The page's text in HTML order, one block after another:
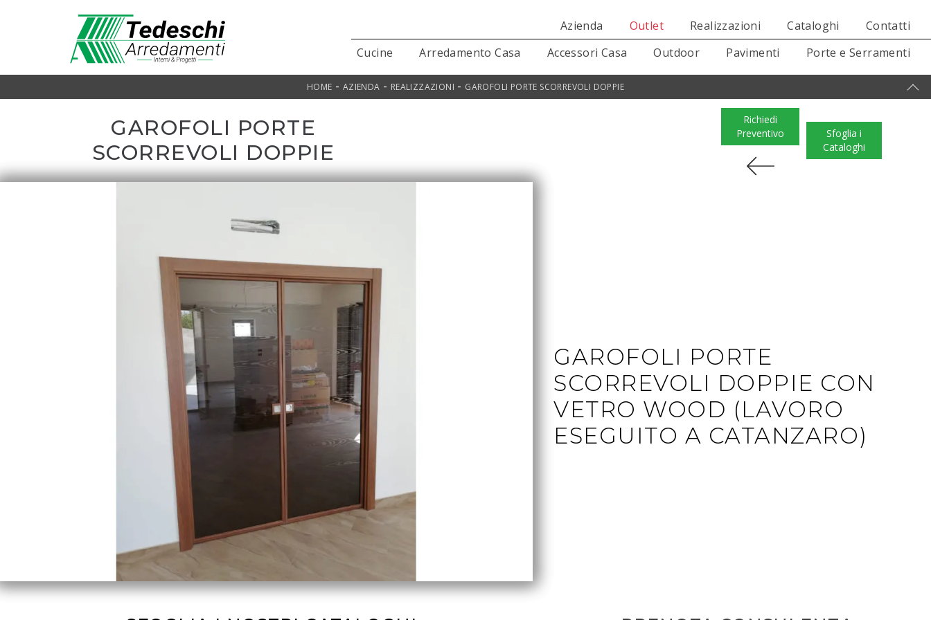
Azienda Outlet Realizzazioni Cataloghi
Contatti
Cucine
Arredamento Casa Accessori Casa Outdoor Pavimenti Porte e Serramenti
HOME - AZIENDA - REALIZZAZIONI - GAROFOLI PORTE SCORREVOLI DOPPIE
GAROFOLI PORTE
SCORREVOLI DOPPIE
Richiedi
Preventivo
Sfoglia i
Cataloghi
GAROFOLI PORTE
SCORREVOLI DOPPIE CON
VETRO WOOD (LAVORO
ESEGUITO A CATANZARO)